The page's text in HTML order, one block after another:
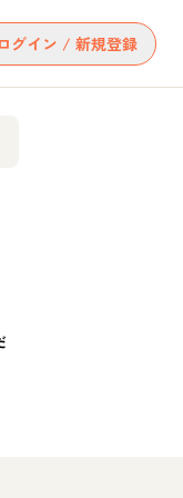
ログイン / 新規登録